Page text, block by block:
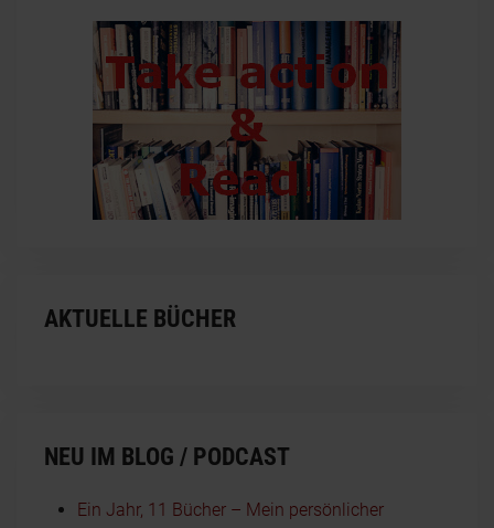
AKTUELLE BÜCHER
NEU IM BLOG / PODCAST
Ein Jahr, 11 Bücher – Mein persönlicher